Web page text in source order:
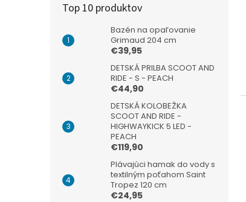
Top 10 produktov
Bazén na opaľovanie
Grimaud 204 cm
€39,95
DETSKÁ PRILBA SCOOT AND
RIDE - S - PEACH
€44,90
DETSKÁ KOLOBEŽKA
SCOOT AND RIDE -
HIGHWAYKICK 5 LED -
PEACH
€119,90
Plávajúci hamak do vody s
textilným poťahom Saint
Tropez 120 cm
€24,95